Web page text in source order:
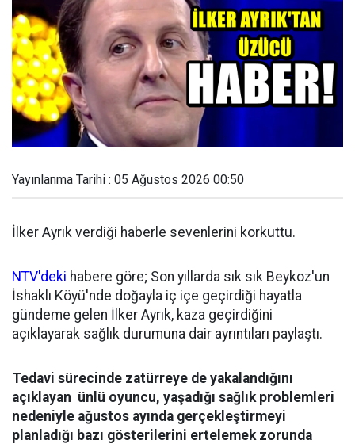
Yayınlanma Tarihi : 05 Ağustos 2026 00:50
İlker Ayrık verdiği haberle sevenlerini korkuttu.
NTV'deki habere göre; Son yıllarda sık sık Beykoz'un
İshaklı Köyü'nde doğayla iç içe geçirdiği hayatla
gündeme gelen İlker Ayrık, kaza geçirdiğini
açıklayarak sağlık durumuna dair ayrıntıları paylaştı.
Tedavi sürecinde zatürreye de yakalandığını
açıklayan ünlü oyuncu, yaşadığı sağlık problemleri
nedeniyle ağustos ayında gerçekleştirmeyi
planladığı bazı gösterilerini ertelemek zorunda